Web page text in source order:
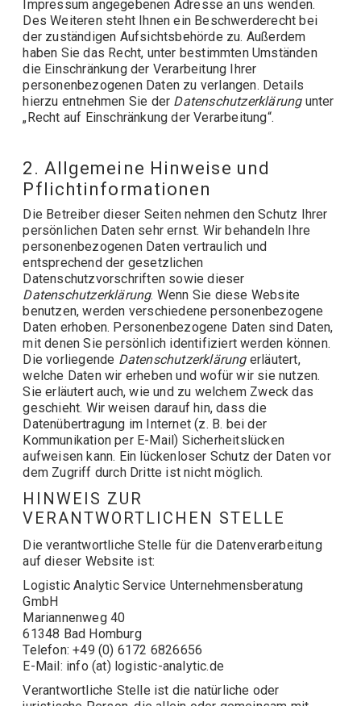
Impressum angegebenen Adresse an uns wenden.
Des Weiteren steht Ihnen ein Beschwerderecht bei
der zuständigen Aufsichtsbehörde zu. Außerdem
haben Sie das Recht, unter bestimmten Umständen
die Einschränkung der Verarbeitung Ihrer
personenbezogenen Daten zu verlangen. Details
hierzu entnehmen Sie der Datenschutzerklärungunter
„Recht auf Einschränkung der Verarbeitung“.
2. Allgemeine Hinweise und
Pflichtinformationen
Die Betreiber dieser Seiten nehmen den Schutz Ihrer
persönlichen Daten sehr ernst. Wir behandeln Ihre
personenbezogenen Daten vertraulich und
entsprechend der gesetzlichen
Datenschutzvorschriften sowie dieser
Datenschutzerklärung. Wenn Sie diese Website
benutzen, werden verschiedene personenbezogene
Daten erhoben. Personenbezogene Daten sind Daten,
mit denen Sie persönlich identifiziert werden können.
Die vorliegende Datenschutzerklärungerläutert,
welche Daten wir erheben und wofür wir sie nutzen.
Sie erläutert auch, wie und zu welchem Zweck das
geschieht. Wir weisen darauf hin, dass die
Datenübertragung im Internet (z. B. bei der
Kommunikation per E-Mail) Sicherheitslücken
aufweisen kann. Ein lückenloser Schutz der Daten vor
dem Zugriff durch Dritte ist nicht möglich.
HINWEIS ZUR
VERANTWORTLICHEN STELLE
Die verantwortliche Stelle für die Datenverarbeitung
auf dieser Website ist:
Logistic Analytic Service Unternehmensberatung
GmbH
Mariannenweg 40
61348 Bad Homburg
Telefon: +49 (0) 6172 6826656
E-Mail: info (at) logistic-analytic.de
Verantwortliche Stelle ist die natürliche oder